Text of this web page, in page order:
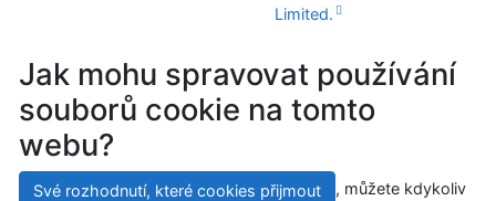
Limited.
Jak mohu spravovat používání
souborů cookie na tomto
webu?
Své rozhodnutí, které cookies přijmout
, můžete kdykoliv